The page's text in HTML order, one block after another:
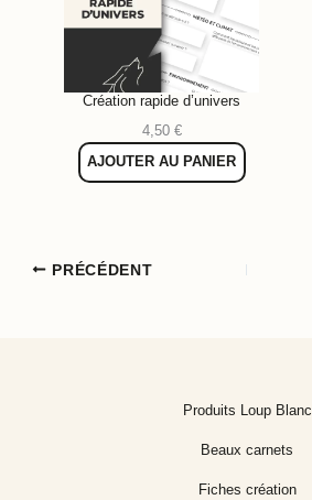
Création rapide d’univers
4,50 €
AJOUTER AU PANIER
PRÉCÉDENT
Produits Loup Blanc
Beaux carnets
Fiches création